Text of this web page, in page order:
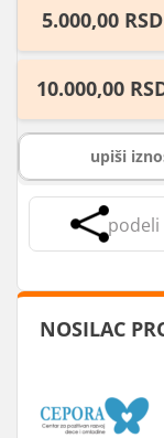
5.000,00 RSD
10.000,00
podeli
NOSILAC